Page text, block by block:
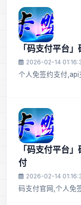
「码支付平台
2026-02-14
个人免签约支付
「码支付平台
付
2026-02-14
码支付官网,个人免